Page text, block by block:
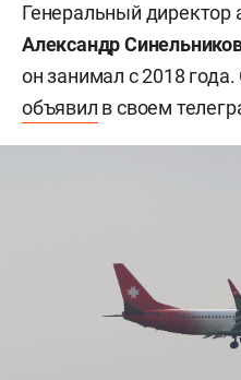
Генеральный
Александр
он занимал с 2018
объявил в своем